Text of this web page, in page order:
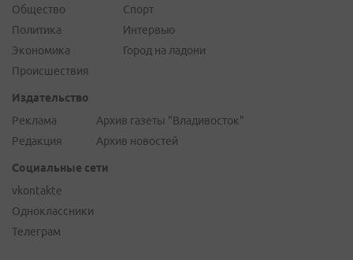
Общество
Политика
Экономика
Происшествия
Спорт
Интервью
Город на ладони
Издательство
Реклама
Редакция
Архив газеты "Владивосток"
Архив новостей
Социальные сети
vkontakte
Одноклассники
Телеграм